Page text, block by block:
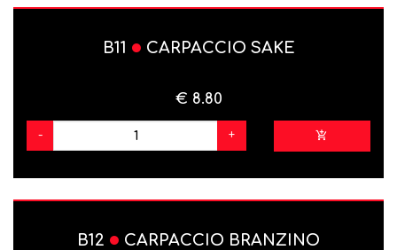
B11 CARPACCIO SAKE
€ 8.80
- +
B12 CARPACCIO BRANZINO